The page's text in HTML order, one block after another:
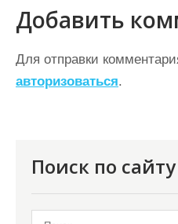
а
ц
и
я
Добавить
Для отправки
авторизоваться.
Поиск по сайту